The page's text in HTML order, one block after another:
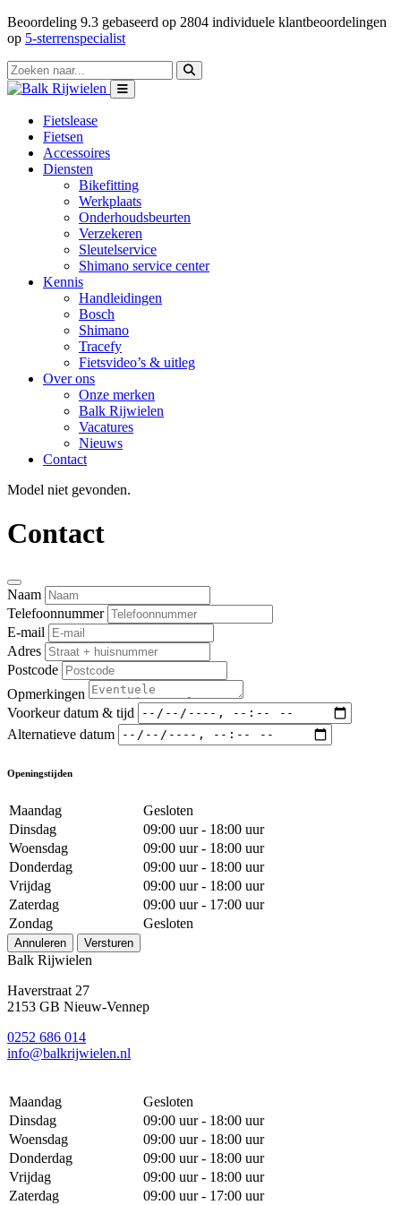
Beoordeling 9.3 gebaseerd op 2804 individuele klantbeoordelingen
op 5-sterrenspecialist
Fietslease
Fietsen
Accessoires
Diensten
Bikefitting
Werkplaats
Onderhoudsbeurten
Verzekeren
Sleutelservice
Shimano service center
Kennis
Handleidingen
Bosch
Shimano
Tracefy
Fietsvideo’s & uitleg
Over ons
Onze merken
Balk Rijwielen
Vacatures
Nieuws
Contact
Model niet gevonden.
Contact
Naam
Telefoonnummer
E-mail
Adres
Postcode
Opmerkingen
Voorkeur datum & tijd
Alternatieve datum
Openingstijden
Maandag
Gesloten
Dinsdag
09:00 uur - 18:00 uur
Woensdag
09:00 uur - 18:00 uur
Donderdag
09:00 uur - 18:00 uur
Vrijdag
09:00 uur - 18:00 uur
Zaterdag
09:00 uur - 17:00 uur
Zondag
Gesloten
Annuleren Versturen
Balk Rijwielen
Haverstraat 27
2153 GB Nieuw-Vennep
0252 686 014
info@balkrijwielen.nl
Maandag
Gesloten
Dinsdag
09:00 uur - 18:00 uur
Woensdag
09:00 uur - 18:00 uur
Donderdag
09:00 uur - 18:00 uur
Vrijdag
09:00 uur - 18:00 uur
Zaterdag
09:00 uur - 17:00 uur